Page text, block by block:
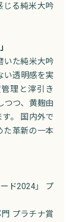
じる純米大吟
いた純米大吟
い透明感を実
理と滓引き
つつ、黄麹由
。 国内外で
た革新の一本
ド2024」 プ
プラチナ賞